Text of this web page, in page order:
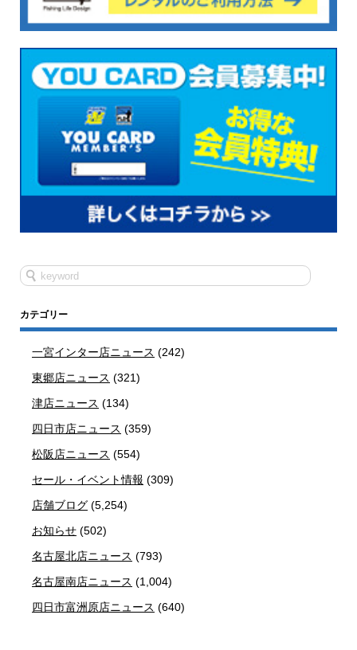
カテゴリー
一宮インター店ニュース (242)
東郷店ニュース (321)
津店ニュース (134)
四日市店ニュース (359)
松阪店ニュース (554)
セール・イベント情報 (309)
店舗ブログ (5,254)
お知らせ (502)
名古屋北店ニュース (793)
名古屋南店ニュース (1,004)
四日市富洲原店ニュース (640)